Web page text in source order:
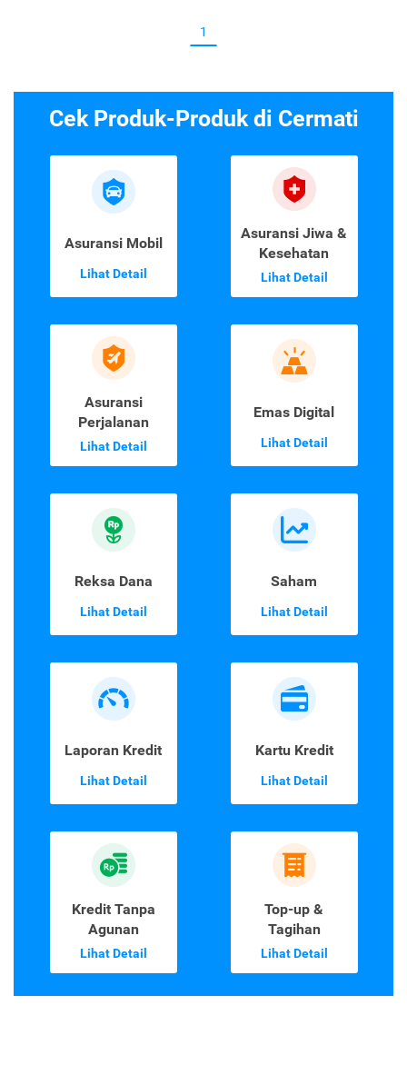
1
Cek Produk-Produk di Cermati
Asuransi Mobil
Lihat Detail
Asuransi Jiwa &
Kesehatan
Lihat Detail
Asuransi
Perjalanan
Lihat Detail
Emas Digital
Lihat Detail
Reksa Dana
Lihat Detail
Saham
Lihat Detail
Laporan Kredit
Lihat Detail
Kartu Kredit
Lihat Detail
Kredit Tanpa
Agunan
Lihat Detail
Top-up &
Tagihan
Lihat Detail